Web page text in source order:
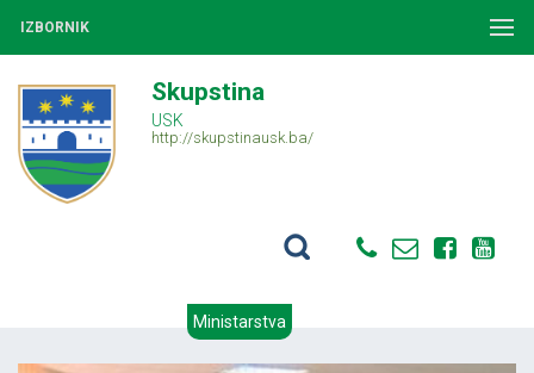
IZBORNIK
Skupstina
USK
http://skupstinausk.ba/
Ministarstva